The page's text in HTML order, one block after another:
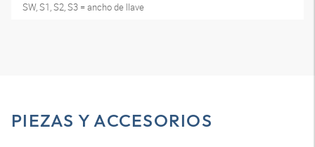
SW, S1, S2, S3 = ancho de llave
PIEZAS Y ACCESORIOS